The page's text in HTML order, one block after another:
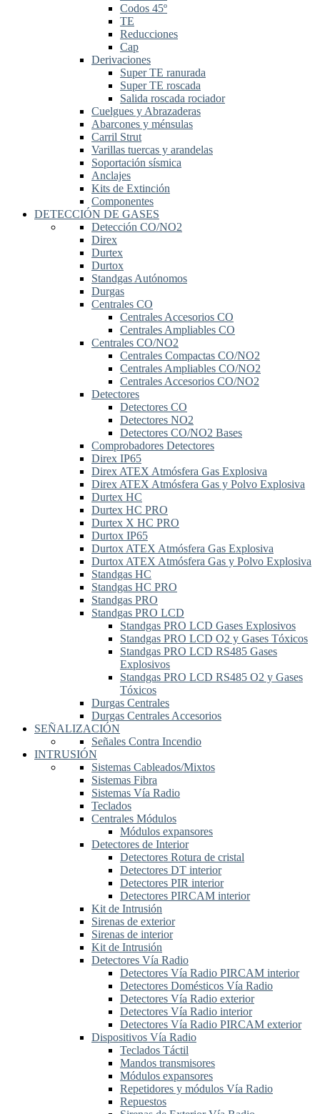
Codos 45º
TE
Reducciones
Cap
Derivaciones
Super TE ranurada
Super TE roscada
Salida roscada rociador
Cuelgues y Abrazaderas
Abarcones y ménsulas
Carril Strut
Varillas tuercas y arandelas
Soportación sísmica
Anclajes
Kits de Extinción
Componentes
DETECCIÓN DE GASES
Detección CO/NO2
Direx
Durtex
Durtox
Standgas Autónomos
Durgas
Centrales CO
Centrales Accesorios CO
Centrales Ampliables CO
Centrales CO/NO2
Centrales Compactas CO/NO2
Centrales Ampliables CO/NO2
Centrales Accesorios CO/NO2
Detectores
Detectores CO
Detectores NO2
Detectores CO/NO2 Bases
Comprobadores Detectores
Direx IP65
Direx ATEX Atmósfera Gas Explosiva
Direx ATEX Atmósfera Gas y Polvo Explosiva
Durtex HC
Durtex HC PRO
Durtex X HC PRO
Durtox IP65
Durtox ATEX Atmósfera Gas Explosiva
Durtox ATEX Atmósfera Gas y Polvo Explosiva
Standgas HC
Standgas HC PRO
Standgas PRO
Standgas PRO LCD
Standgas PRO LCD Gases Explosivos
Standgas PRO LCD O2 y Gases Tóxicos
Standgas PRO LCD RS485 Gases
Explosivos
Standgas PRO LCD RS485 O2 y Gases
Tóxicos
Durgas Centrales
Durgas Centrales Accesorios
SEÑALIZACIÓN
Señales Contra Incendio
INTRUSIÓN
Sistemas Cableados/Mixtos
Sistemas Fibra
Sistemas Vía Radio
Teclados
Centrales Módulos
Módulos expansores
Detectores de Interior
Detectores Rotura de cristal
Detectores DT interior
Detectores PIR interior
Detectores PIRCAM interior
Kit de Intrusión
Sirenas de exterior
Sirenas de interior
Kit de Intrusión
Detectores Vía Radio
Detectores Vía Radio PIRCAM interior
Detectores Domésticos Vía Radio
Detectores Vía Radio exterior
Detectores Vía Radio interior
Detectores Vía Radio PIRCAM exterior
Dispositivos Vía Radio
Teclados Táctil
Mandos transmisores
Módulos expansores
Repetidores y módulos Vía Radio
Repuestos